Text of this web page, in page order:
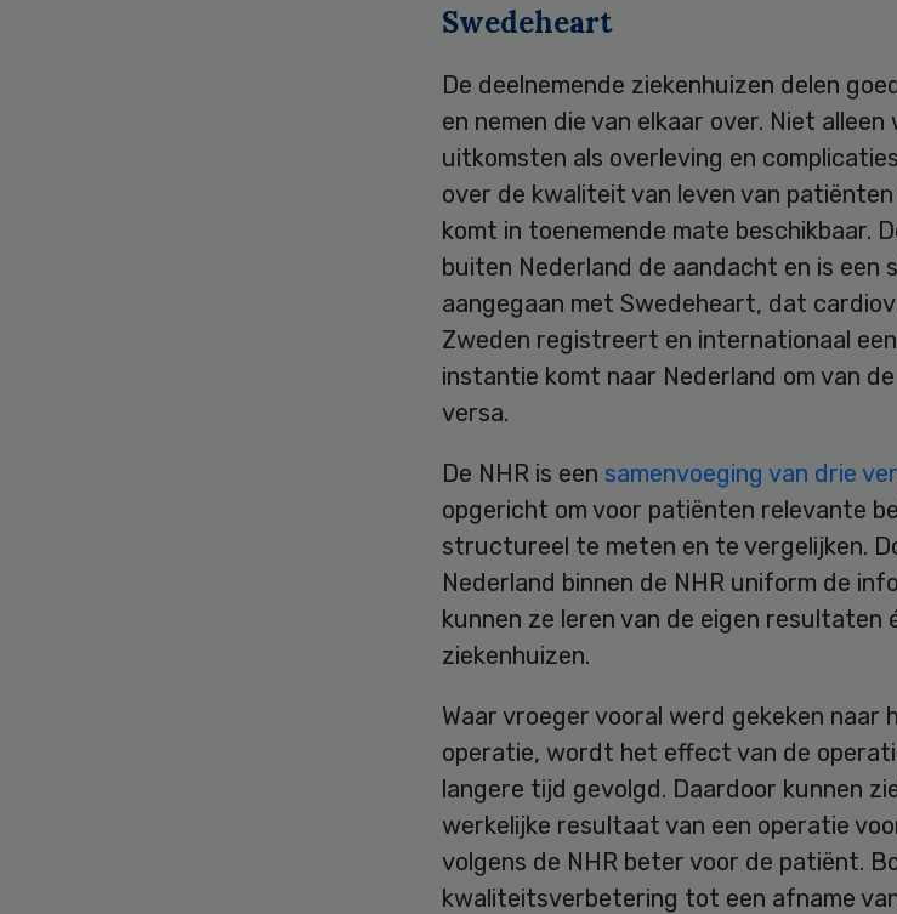
Swedeheart
De deelnemende ziekenhuizen delen
en nemen die van elkaar over. Niet
uitkomsten als overleving en
over de kwaliteit van leven van
komt in toenemende mate beschikbaar.
buiten Nederland de aandacht en is
aangegaan met Swedeheart, dat
Zweden registreert en internationaal
instantie komt naar Nederland om van
versa.
De NHR is een samenvoeging van drie
opgericht om voor patiënten relevante
structureel te meten en te vergelijken.
Nederland binnen de NHR uniform de
kunnen ze leren van de eigen resultaten
ziekenhuizen.
Waar vroeger vooral werd gekeken naar
operatie, wordt het effect van de
langere tijd gevolgd. Daardoor kunnen
werkelijke resultaat van een operatie
volgens de NHR beter voor de patiënt.
kwaliteitsverbetering tot een afname